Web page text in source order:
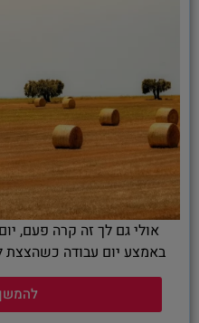
אולי גם לך זה קרה פעם,
באמצע יום עבודה